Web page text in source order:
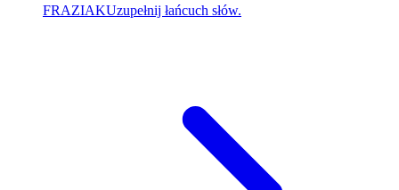
FRAZIAKUzupełnij łańcuch słów.